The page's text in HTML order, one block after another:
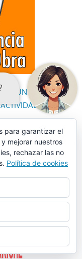
para garantizar el
mejorar nuestros
rechazar las no
Política de cookies